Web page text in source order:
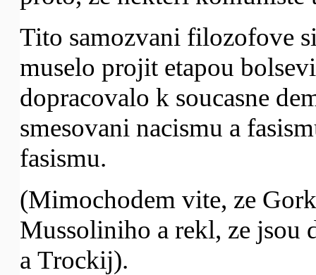
Tito samozvani filozofove
muselo projit etapou
dopracovalo k soucasne
smesovani nacismu a
fasismu.
(Mimochodem vite, ze
Mussoliniho a rekl, ze
a Trockij).